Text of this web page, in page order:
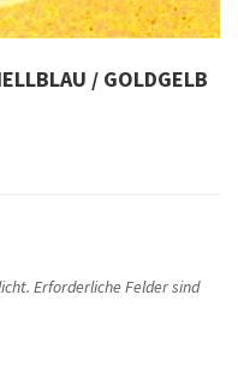
/ GOLDGELB
Erforderliche Felder sind